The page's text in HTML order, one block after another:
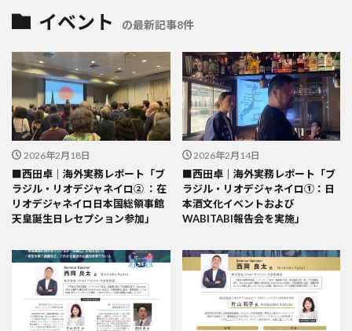
イベント の最新記事8件
2026年2月18日
■西田卓｜海外実務レポート「ブ
ラジル・リオデジャネイロ② ：在
リオデジャネイロ日本国総領事館
天皇誕生日レセプション参加」
2026年2月14日
■西田卓｜海外実務レポート「ブ
ラジル・リオデジャネイロ①：日
本酒文化イベントおよび
WABITABI報告会を実施」